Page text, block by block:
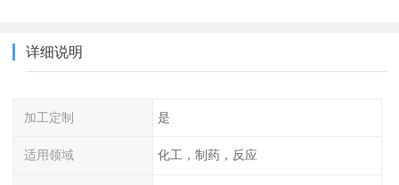
详细说明
加工定制 是
适用领域 化工，制药，反应